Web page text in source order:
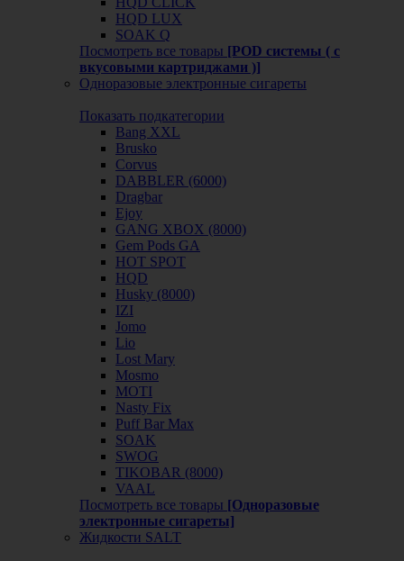
HQD LUX
SOAK Q
Посмотреть все товары [POD системы ( с
вкусовыми картриджами )]
Одноразовые электронные сигареты
Показать подкатегории
Bang XXL
Brusko
Corvus
DABBLER (6000)
Dragbar
Ejoy
GANG XBOX (8000)
Gem Pods GA
HOT SPOT
HQD
Husky (8000)
IZI
Jomo
Lio
Lost Mary
Mosmo
MOTI
Nasty Fix
Puff Bar Max
SOAK
SWOG
TIKOBAR (8000)
VAAL
Посмотреть все товары [Одноразовые
электронные сигареты]
Жидкости SALT